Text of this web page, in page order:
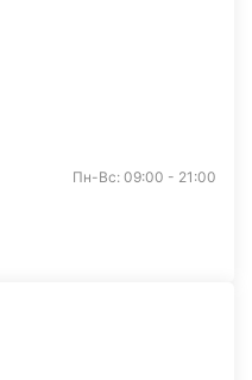
Пн-Вс: 09:00 - 21:00